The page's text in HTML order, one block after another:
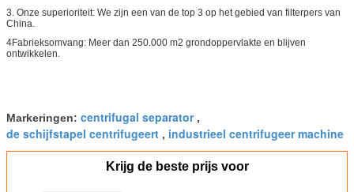
3. Onze superioriteit: We zijn een van de top 3 op het gebied van filterpers van
China.
4Fabrieksomvang: Meer dan 250.000 m2 grondoppervlakte en blijven
ontwikkelen.
Markeringen: centrifugal separator,
de schijfstapel centrifugeert , industrieel centrifugeer machine
Krijg de beste prijs voor